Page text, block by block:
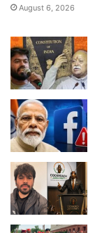
August 6, 2026